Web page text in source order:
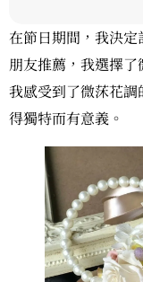
在節日期間，我決
朋友推薦，我選擇
我感受到了微莯花
得獨特而有意義。